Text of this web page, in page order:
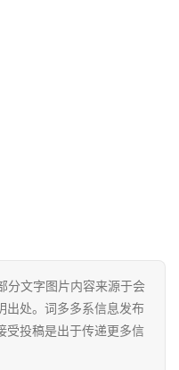
分文字图片内容来源于会
出处。词多多系信息发布
受投稿是出于传递更多信